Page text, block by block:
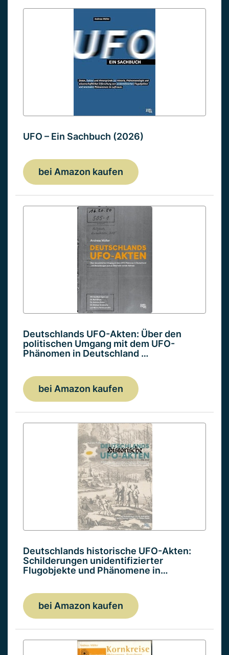
UFO – Ein Sachbuch (2026)
bei Amazon kaufen
Deutschlands UFO-Akten: Über den
politischen Umgang mit dem UFO-
Phänomen in Deutschland …
bei Amazon kaufen
Deutschlands historische UFO-Akten:
Schilderungen unidentifizierter
Flugobjekte und Phänomene in…
bei Amazon kaufen